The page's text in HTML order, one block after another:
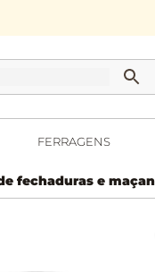
FERRAGENS
fechaduras e